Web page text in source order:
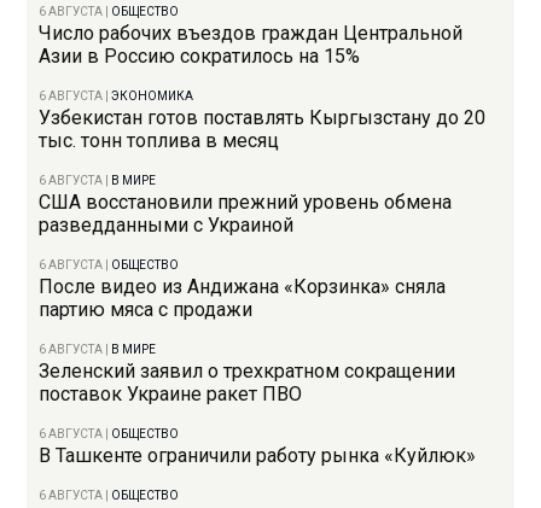
6 АВГУСТА ОБЩЕСТВО
Число рабочих въездов граждан Центральной
Азии в Россию сократилось на 15%
6 АВГУСТА |ЭКОНОМИКА
Узбекистан готов поставлять Кыргызстану до 20
тыс. тонн топлива в месяц
6 АВГУСТА В МИРЕ
США восстановили прежний уровень обмена
разведданными с Украиной
6 АВГУСТА ОБЩЕСТВО
После видео из Андижана «Корзинка» сняла
партию мяса с продажи
6 АВГУСТА В МИРЕ
Зеленский заявил о трехкратном сокращении
поставок Украине ракет ПВО
6 АВГУСТА ОБЩЕСТВО
В Ташкенте ограничили работу рынка «Куйлюк»
6 АВГУСТА ОБЩЕСТВО